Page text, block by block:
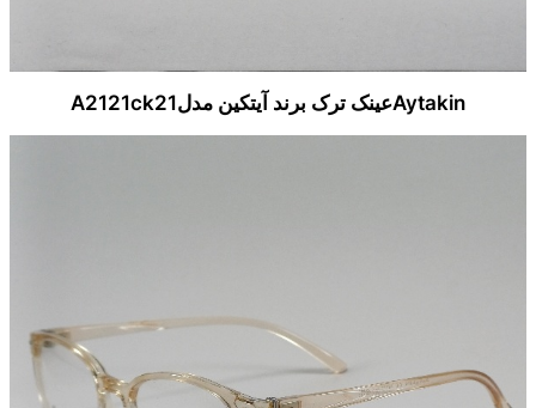
Aytakinعینک ترک برند آیتکین مدلA2121ck21